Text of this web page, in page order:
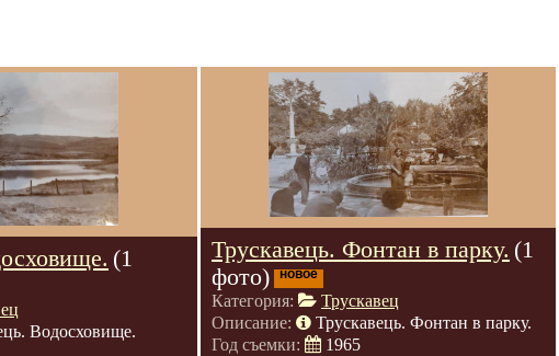
(1
Водосховище.
Трускавець. Фонтан в парку. (1
фото)
новое
Категория:
Трускавец
Описание:
Трускавець. Фонтан в парку.
Год съемки:
1965